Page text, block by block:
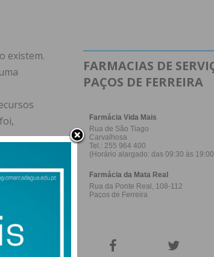
existem.
a que
Mesmo
e
com
FARMACIAS DE
PAÇOS DE FERREIRA